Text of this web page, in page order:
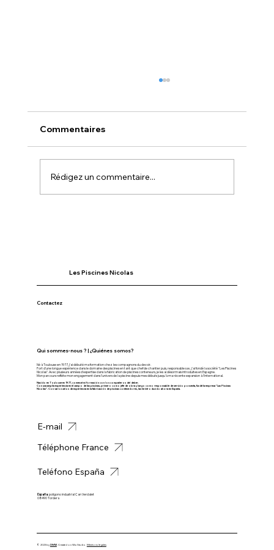
Commentaires
Rédigez un commentaire...
Les Piscines Nicolas
Contactez
Né à Toulouse en 1977, j'ai débuté ma formation chez les compagnons du devoir.
Fort d'une longue expérience dans le domaine des piscines en tant que chef de chantier puis, responsable sav, j'ai fondé la société "Les Piscines
Nicolas". Avec plusieurs années d'expertise dans la fabrication de piscines conteneurs, je les ai désormais introduites en Espagne.
Mon parcours reflète mon engagement dans l'univers de la piscine depuis mes débuts jusqu'à ma récente expansion à l'international.
Nacido en Toulouse en 1977, comencé mi formación con los compañeros del deber.
Con una amplia experiencia en el campo de las piscinas, primero como jefe de obra y luego como responsable de servicio posventa, fundé la empresa "Las Piscinas
Nicolas". Con varios años de experiencia en la fabricación de piscinas contenedores, las he introducido ahora en España.
Qui sommes-nous ? | ¿Quiénes somos?
E-mail
Téléphone France
Teléfono España
España: poligono industrial Can Verdalet
08490 Tordera
© 2023 by DMW . Created on Wix Studio. Mentions légales